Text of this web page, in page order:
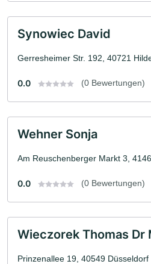
Synowiec David
Gerresheimer Str. 192, 40721
0.0 (0 Bewertungen)
Wehner Sonja
Am Reuschenberger Markt 3,
0.0 (0 Bewertungen)
Wieczorek Thomas Dr
Prinzenallee 19, 40549 Düsseldorf